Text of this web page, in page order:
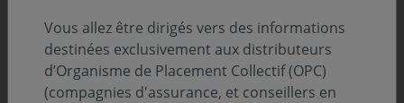
Obligations
NOS FONDS 17 mai 2024
Vous allez être dirigés vers des informations
destinées exclusivement aux distributeurs
d’Organisme de Placement Collectif (OPC)
(compagnies d'assurance, et conseillers en